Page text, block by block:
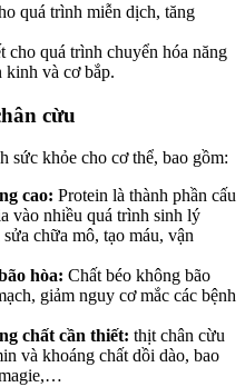
quá trình miễn dịch, tăng
cho quá trình chuyển hóa năng
kinh và cơ bắp.
cừu
sức khỏe cho cơ thể, bao gồm:
cao: Protein là thành phần cấu
vào nhiều quá trình sinh lý
chữa mô, tạo máu, vận
hòa: Chất béo không bão
giảm nguy cơ mắc các bệnh
chất cần thiết: thịt chân cừu
và khoáng chất dồi dào, bao